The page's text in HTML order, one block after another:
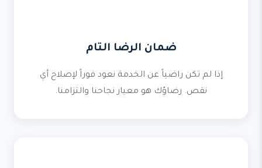
ضمان الرضا التام
إذا لم تكن راضياً عن الخدمة نعود فوراً لإصلاح أي
نقص. رضاؤك هو معيار نجاحنا والتزامنا.